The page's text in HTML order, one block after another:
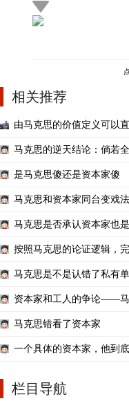
相关推荐
由马克思的价值定义可以
马克思的逆天结论：倘若
是马克思傻还是资本家傻
马克思和资本家同台变戏法
马克思是否承认资本家也是
按照马克思的论证逻辑，
马克思是不是认错了私有
资本家和工人的争论——马
马克思错看了资本家
一个具体的资本家，他到
栏目导航